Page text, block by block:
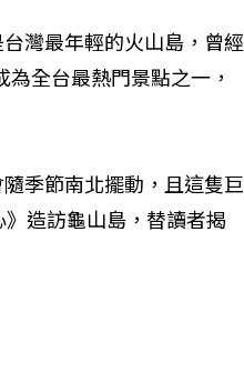
灣最年輕的火山島，曾經
全台最熱門景點之一，
季節南北擺動，且這隻巨
造訪龜山島，替讀者揭